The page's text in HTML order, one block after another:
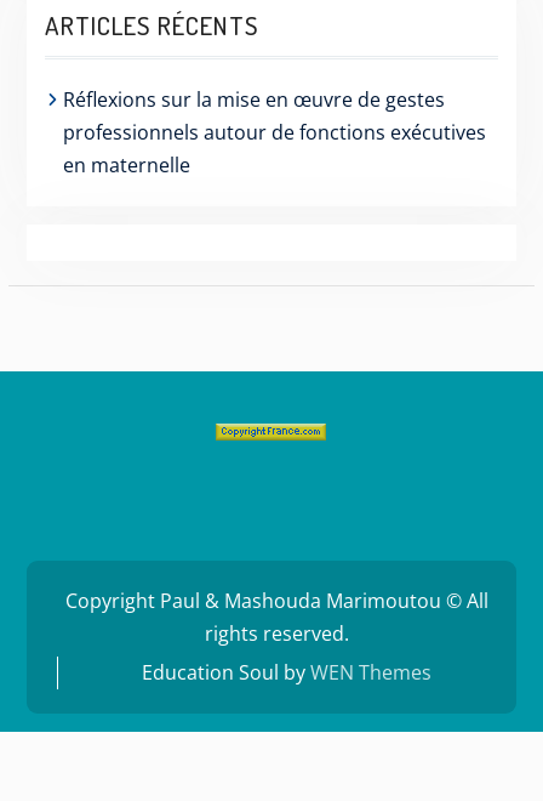
ARTICLES RÉCENTS
Réflexions sur la mise en œuvre de gestes
professionnels autour de fonctions exécutives
en maternelle
Copyright Paul & Mashouda Marimoutou © All
rights reserved.
Education Soul byWEN Themes